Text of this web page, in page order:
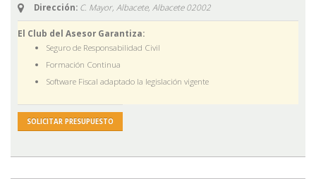
Dirección: C. Mayor, Albacete, Albacete 02002
El Club del Asesor Garantiza:
Seguro de Responsabilidad Civil
Formación Continua
Software Fiscal adaptado la legislación vigente
SOLICITAR PRESUPUESTO